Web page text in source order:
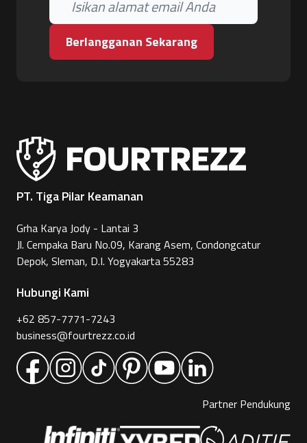
Berlangganan Sekarang
PT. Tiga Pilar Keamanan
Grha Karya Jody - Lantai 3
Jl. Cempaka Baru No.09, Karang Asem, Condongcatur
Depok, Sleman, D.I. Yogyakarta 55283
Hubungi Kami
+62 857-7771-7243
business@fourtrezz.co.id
Partner Pendukung